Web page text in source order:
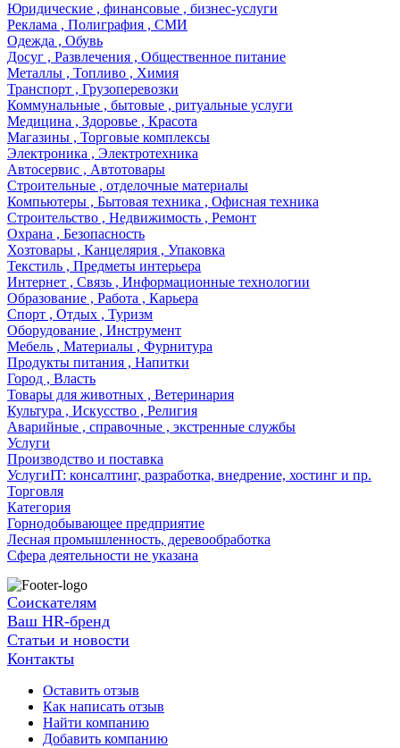
Юридические , финансовые , бизнес-услуги
Реклама , Полиграфия , СМИ
Одежда , Обувь
Досуг , Развлечения , Общественное питание
Металлы , Топливо , Химия
Транспорт , Грузоперевозки
Коммунальные , бытовые , ритуальные услуги
Медицина , Здоровье , Красота
Магазины , Торговые комплексы
Электроника , Электротехника
Автосервис , Автотовары
Строительные , отделочные материалы
Компьютеры , Бытовая техника , Офисная техника
Строительство , Недвижимость , Ремонт
Охрана , Безопасность
Хозтовары , Канцелярия , Упаковка
Текстиль , Предметы интерьера
Интернет , Связь , Информационные технологии
Образование , Работа , Карьера
Спорт , Отдых , Туризм
Оборудование , Инструмент
Мебель , Материалы , Фурнитура
Продукты питания , Напитки
Город , Власть
Товары для животных , Ветеринария
Культура , Искусство , Религия
Аварийные , справочные , экстренные службы
Услуги
Производство и поставка
УслугиIT: консалтинг, разработка, внедрение, хостинг и пр.
Торговля
Категория
Горнодобывающее предприятие
Лесная промышленность, деревообработка
Сфера деятельности не указана
Соискателям
Ваш HR-бренд
Статьи и новости
Контакты
Оставить отзыв
Как написать отзыв
Найти компанию
Добавить компанию